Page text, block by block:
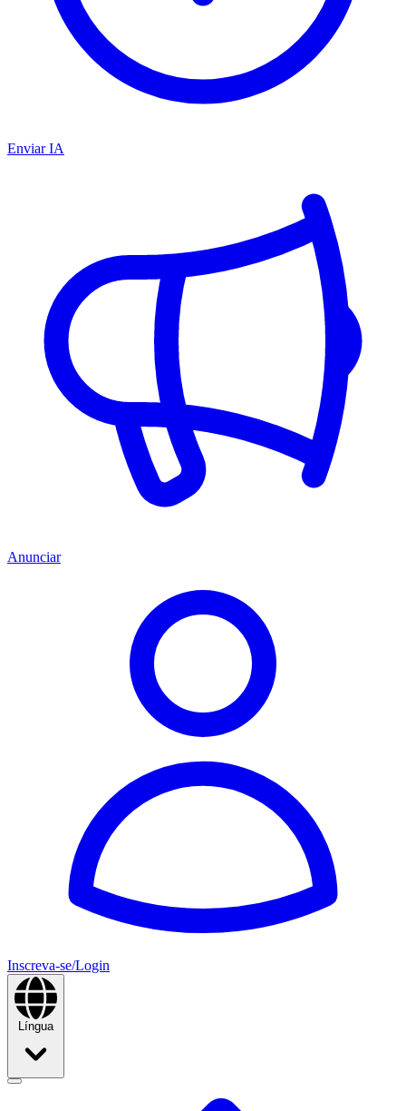
Enviar IA
Anunciar
Inscreva-se/Login
Língua